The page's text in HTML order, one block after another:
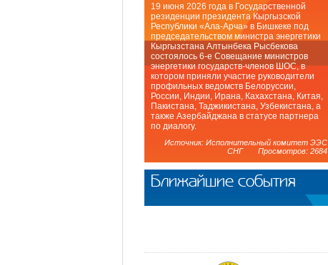
19 июня 2026 года в Государственной
резиденции президента Кыргызской
Республики «Ала-Арча» в Бишкеке под
председательством министра энергетики
Кыргызстана Алтынбека Рысбекова
состоялось 6-е Совещание министров
энергетики государств-членов ШОС, в
котором приняли участие руководители
профильных ведомств Белоруссии,
России, Индии, Ирана, Кахахстана, Китая,
Пакистана, Таджикистана, Узбекистана, а
также Азербайджана в статусе партнера
по диалогу.
Источник: Исполнительный комитет ЭЭС
СНГ Просмотров: 2684
Ближайшие события